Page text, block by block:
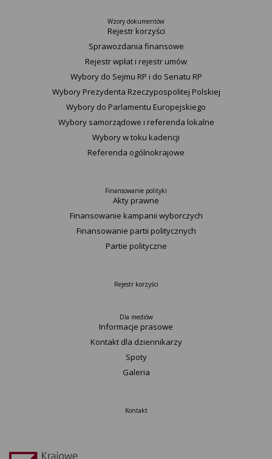
Wzory dokumentów
Rejestr korzyści
Sprawozdania finansowe
Rejestr wpłat i rejestr umów
Wybory do Sejmu RP i do Senatu RP
Wybory Prezydenta Rzeczypospolitej Polskiej
Wybory do Parlamentu Europejskiego
Wybory samorządowe i referenda lokalne
Wybory w toku kadencji
Referenda ogólnokrajowe
Finansowanie polityki
Akty prawne
Finansowanie kampanii wyborczych
Finansowanie partii politycznych
Partie polityczne
Rejestr korzyści
Dla mediów
Informacje prasowe
Kontakt dla dziennikarzy
Spoty
Galeria
Kontakt